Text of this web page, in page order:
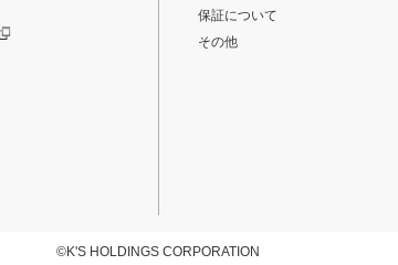
保証について
その他
©K'S HOLDINGS CORPORATION